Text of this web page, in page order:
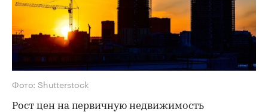
Фото: Shutterstock
Рост цен на первичную недвижимость